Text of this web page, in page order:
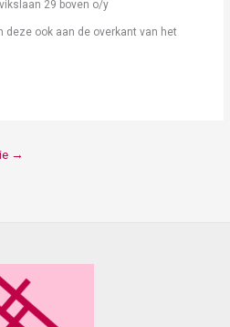
29 boven o/y
deze ook aan de overkant van het
→